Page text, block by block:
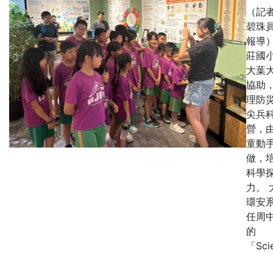
（記
碧珠
報導
莊國
大葉
協助
理防
尖兵
營，
童動
做，
科學
力。
環安
任周
的
「